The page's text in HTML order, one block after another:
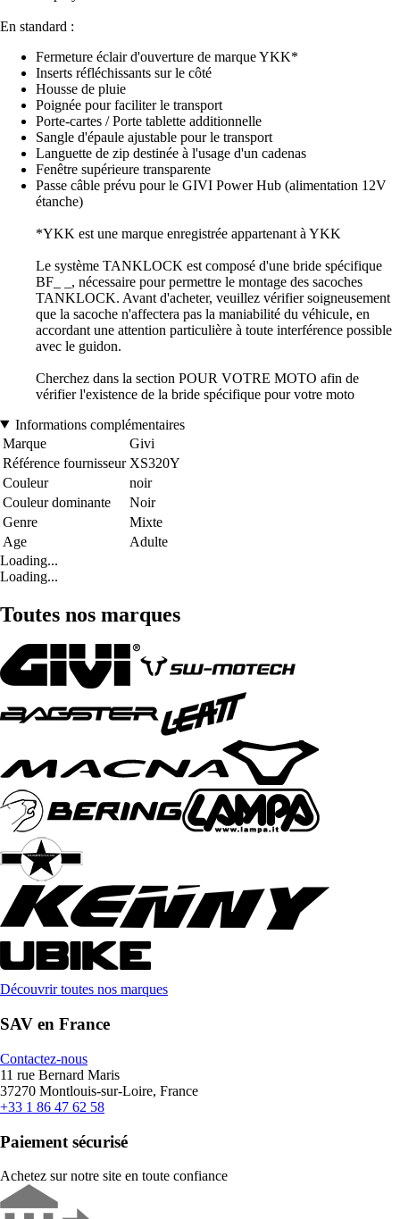
En standard :
Fermeture éclair d'ouverture de marque YKK*
Inserts réfléchissants sur le côté
Housse de pluie
Poignée pour faciliter le transport
Porte-cartes / Porte tablette additionnelle
Sangle d'épaule ajustable pour le transport
Languette de zip destinée à l'usage d'un cadenas
Fenêtre supérieure transparente
Passe câble prévu pour le GIVI Power Hub (alimentation 12V
étanche)
*YKK est une marque enregistrée appartenant à YKK
Le système TANKLOCK est composé d'une bride spécifique
BF_ _, nécessaire pour permettre le montage des sacoches
TANKLOCK. Avant d'acheter, veuillez vérifier soigneusement
que la sacoche n'affectera pas la maniabilité du véhicule, en
accordant une attention particulière à toute interférence possible
avec le guidon.
Cherchez dans la section POUR VOTRE MOTO afin de
vérifier l'existence de la bride spécifique pour votre moto
Informations complémentaires
Marque
Givi
Référence fournisseur XS320Y
Couleur
noir
Couleur dominante
Noir
Genre
Mixte
Age
Adulte
Loading...
Loading...
Toutes nos marques
Découvrir toutes nos marques
SAV en France
Contactez-nous
11 rue Bernard Maris
37270 Montlouis-sur-Loire, France
+33 1 86 47 62 58
Paiement sécurisé
Achetez sur notre site en toute confiance